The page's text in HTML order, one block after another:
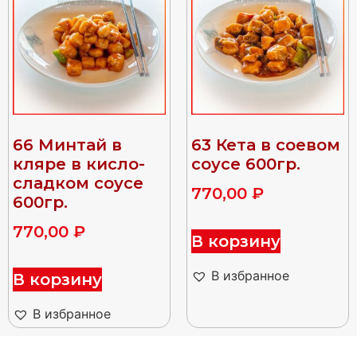
66 Минтай в
кляре в кисло-
сладком соусе
600гр.
770,00 ₽
В корзину
В избранное
63 Кета в соевом
соусе 600гр.
770,00 ₽
В корзину
В избранное